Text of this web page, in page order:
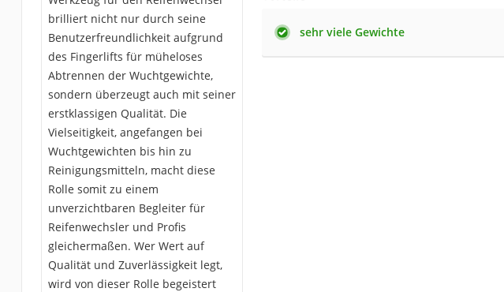
brilliert nicht nur durch seine
Benutzerfreundlichkeit aufgrund
des Fingerlifts für müheloses
Abtrennen der Wuchtgewichte,
sondern überzeugt auch mit seiner
erstklassigen Qualität. Die
Vielseitigkeit, angefangen bei
Wuchtgewichten bis hin zu
Reinigungsmitteln, macht diese
Rolle somit zu einem
unverzichtbaren Begleiter für
Reifenwechsler und Profis
gleichermaßen. Wer Wert auf
Qualität und Zuverlässigkeit legt,
wird von dieser Rolle begeistert
sehr viele Gewichte